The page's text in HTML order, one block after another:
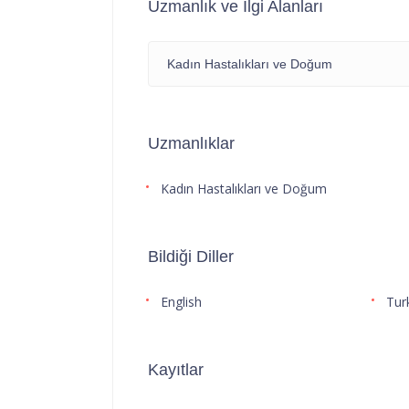
Uzmanlık ve İlgi Alanları
Kadın Hastalıkları ve Doğum
Uzmanlıklar
Kadın Hastalıkları ve Doğum
Bildiği Diller
English
Kayıtlar